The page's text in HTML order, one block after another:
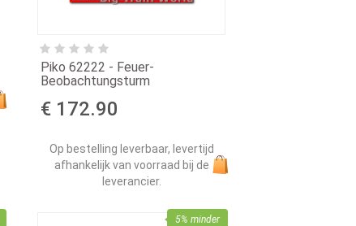
Piko 62222 - Feuer-
Beobachtungsturm
€ 172.90
Op bestelling leverbaar, levertijd
afhankelijk van voorraad bij de
leverancier.
5% minder